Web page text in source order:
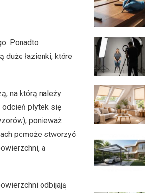
Ponadto
duże łazienki, które
na którą należy
płytek się
ponieważ
pomoże stworzyć
a
odbijają